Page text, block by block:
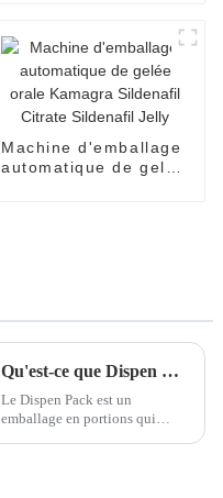
Machine d'emballage
automatique de gelée
Qu'est-ce que Dispen Pak Pack ?
Le Dispen Pack est un
emballage en portions qui